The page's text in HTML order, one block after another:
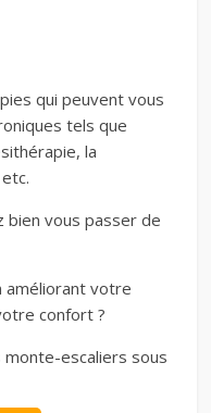
qui peuvent vous
tels que
la
bien vous passer de
améliorant votre
confort ?
monte-escaliers sous